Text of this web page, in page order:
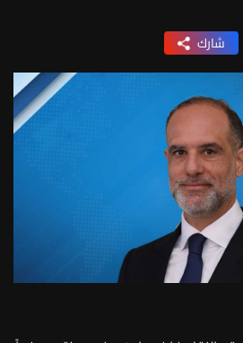
شارك